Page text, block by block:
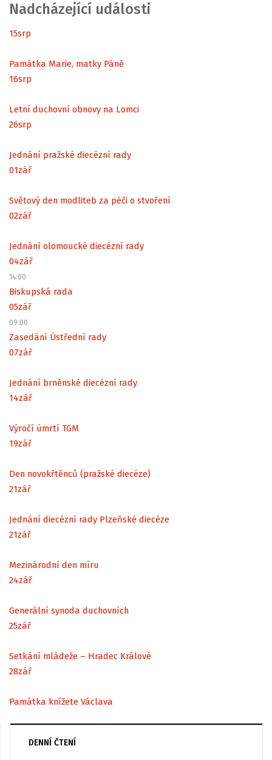
Nadcházející události
15srp
Památka Marie, matky Páně
16srp
Letní duchovní obnovy na Lomci
26srp
Jednání pražské diecézní rady
01zář
Světový den modliteb za péči o stvoření
02zář
Jednání olomoucké diecézní rady
04zář
14:00
Biskupská rada
05zář
09:00
Zasedání Ústřední rady
07zář
Jednání brněnské diecézní rady
14zář
Výročí úmrtí TGM
19zář
Den novokřtěnců (pražské diecéze)
21zář
Jednání diecézní rady Plzeňské diecéze
21zář
Mezinárodní den míru
24zář
Generální synoda duchovních
25zář
Setkání mládeže – Hradec Králové
28zář
Památka knížete Václava
DENNÍ ČTENÍ